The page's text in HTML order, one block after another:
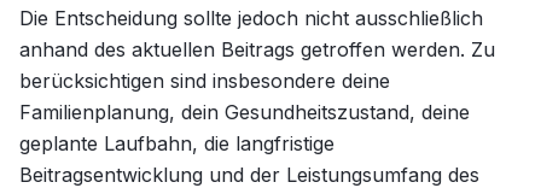
Die Entscheidung sollte jedoch nicht ausschließlich
anhand des aktuellen Beitrags getroffen werden. Zu
berücksichtigen sind insbesondere deine
Familienplanung, dein Gesundheitszustand, deine
geplante Laufbahn, die langfristige
Beitragsentwicklung und der Leistungsumfang des